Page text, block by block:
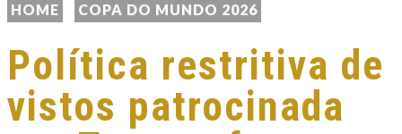
HOME COPA DO MUNDO 2026
Política restritiva de
vistos patrocinada